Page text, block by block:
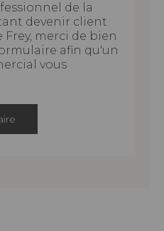
de la
devenir client
merci de bien
afin qu'un
vous